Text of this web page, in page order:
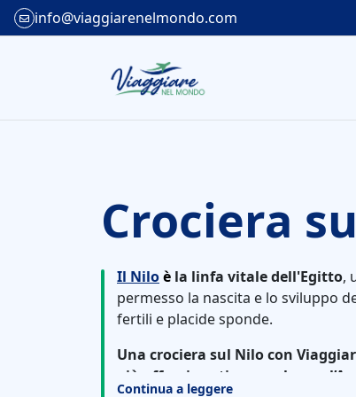
info@viaggiarenelmondo.com
Crociera
Il Niloè la linfa vitale dell'Egitto,
permesso la nascita e lo sviluppo
fertili e placide sponde.
Una crociera sul Nilo con
più affascinanti per esplorare
Continua a leggere